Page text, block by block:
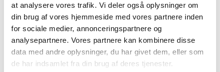
at analysere vores trafik. Vi deler også oplysninger om
din brug af vores hjemmeside med vores partnere inden
for sociale medier, annonceringspartnere og
analysepartnere. Vores partnere kan kombinere disse
data med andre oplysninger, du har givet dem, eller som
de har indsamlet fra din brug af deres tjenester.
KONTAKT OS FOR AT GØRE
HVERDAGEN MERE SIKKER OG
NEMMERE